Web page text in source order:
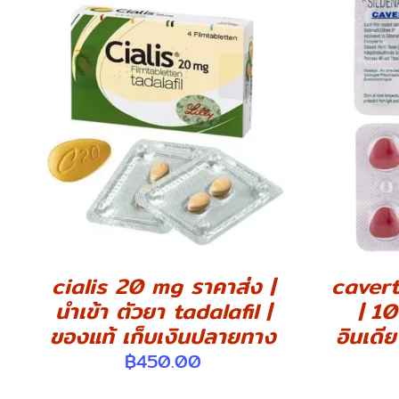
DETAILS
cialis 20 mg ราคาส่ง |
นำเข้า ตัวยา tadalafil |
ของแท้ เก็บเงินปลายทาง
฿450.00
|
อินเดี